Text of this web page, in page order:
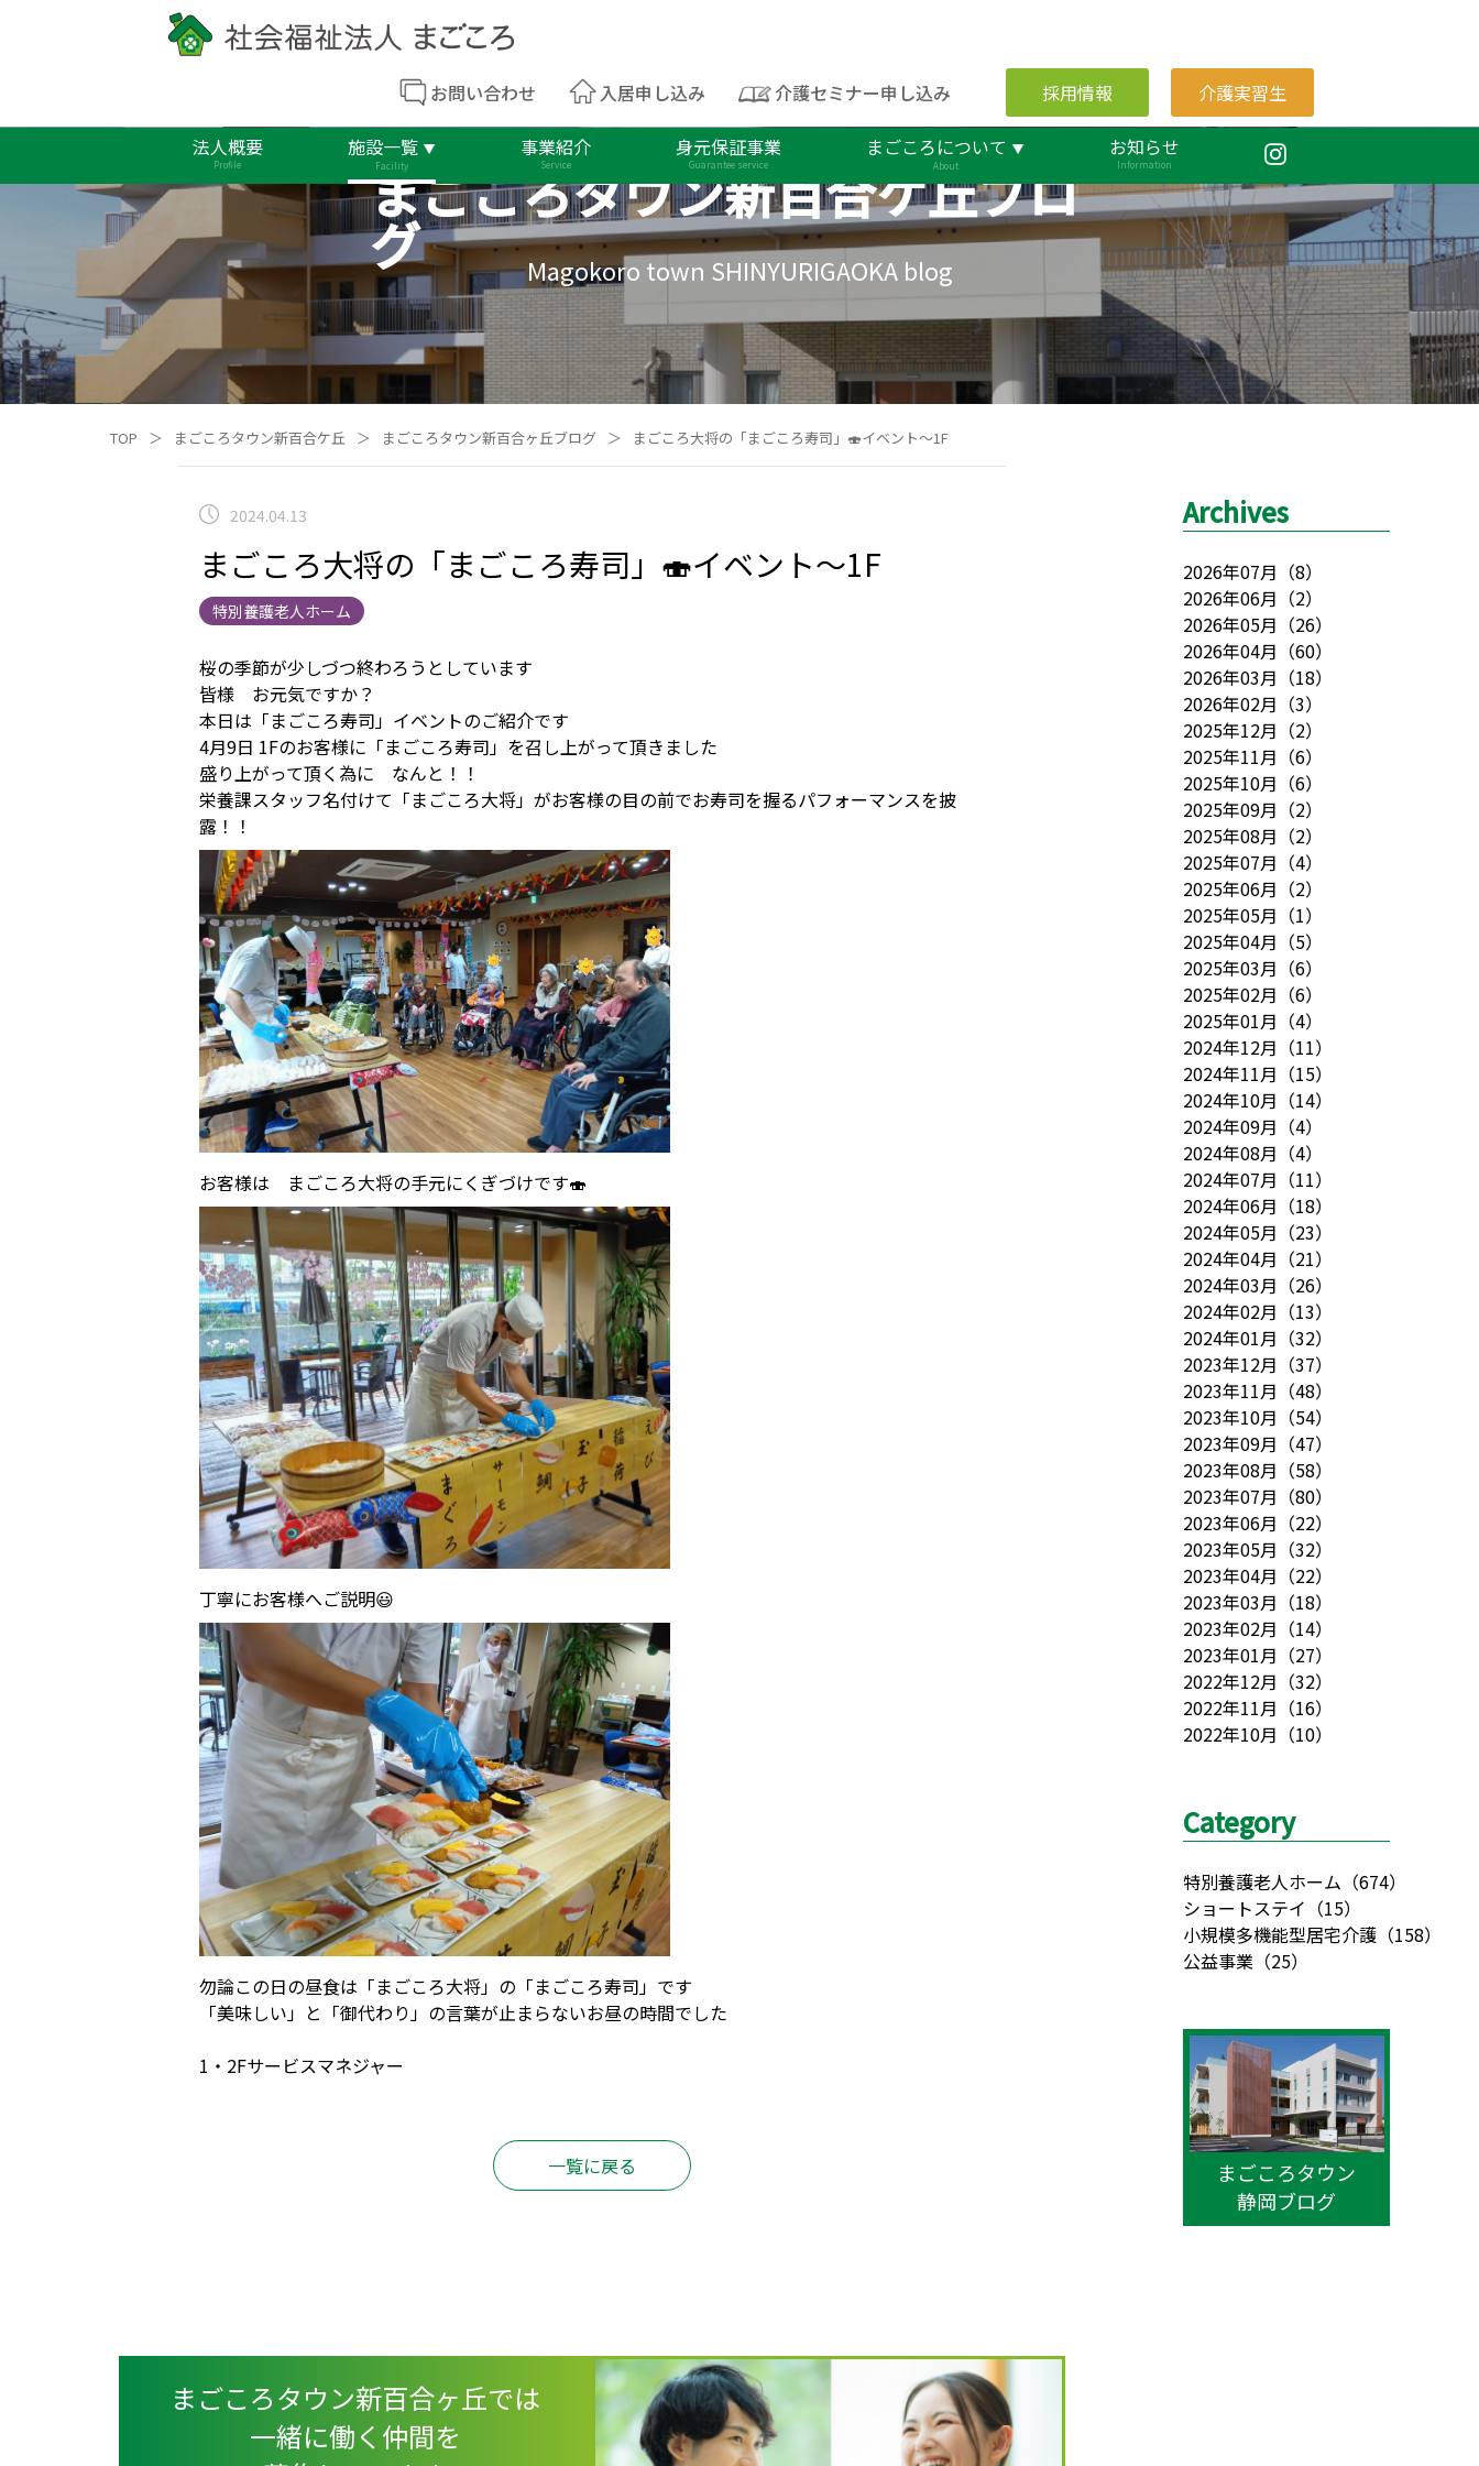
お問い合わせ 入居申し込み 介護セミナー申し込み 採用情報 介護実習生
法人概要
Profile
施設一覧
Facility
事業紹介
Service
身元保証事業
Guarantee service
まごころについて
About
お知らせ
Information
まごころタウン新百合ケ丘ブロ
グ Magokoro town SHINYURIGAOKA blog
TOP ＞ まごころタウン新百合ケ丘 ＞ まごころタウン新百合ヶ丘ブログ ＞ まごころ大将の「まごころ寿司」🍣イベント～1F
2024.04.13
まごころ大将の「まごころ寿司」🍣イベント～1F
特別養護老人ホーム
桜の季節が少しづつ終わろうとしています
皆様 お元気ですか？
本日は「まごころ寿司」イベントのご紹介です
4月9日 1Fのお客様に「まごころ寿司」を召し上がって頂きました
盛り上がって頂く為に なんと！！
栄養課スタッフ名付けて「まごころ大将」がお客様の目の前でお寿司を握るパフォーマンスを披
露！！
お客様は まごころ大将の手元にくぎづけです🍣
丁寧にお客様へご説明😃
勿論この日の昼食は「まごころ大将」の「まごころ寿司」です
「美味しい」と「御代わり」の言葉が止まらないお昼の時間でした
1・2Fサービスマネジャー
一覧に戻る
まごころタウン新百合ヶ丘では
一緒に働く仲間を
Archives
2026年07月 （8）
2026年06月 （2）
2026年05月 （26）
2026年04月 （60）
2026年03月 （18）
2026年02月 （3）
2025年12月 （2）
2025年11月 （6）
2025年10月 （6）
2025年09月 （2）
2025年08月 （2）
2025年07月 （4）
2025年06月 （2）
2025年05月 （1）
2025年04月 （5）
2025年03月 （6）
2025年02月 （6）
2025年01月 （4）
2024年12月 （11）
2024年11月 （15）
2024年10月 （14）
2024年09月 （4）
2024年08月 （4）
2024年07月 （11）
2024年06月 （18）
2024年05月 （23）
2024年04月 （21）
2024年03月 （26）
2024年02月 （13）
2024年01月 （32）
2023年12月 （37）
2023年11月 （48）
2023年10月 （54）
2023年09月 （47）
2023年08月 （58）
2023年07月 （80）
2023年06月 （22）
2023年05月 （32）
2023年04月 （22）
2023年03月 （18）
2023年02月 （14）
2023年01月 （27）
2022年12月 （32）
2022年11月 （16）
2022年10月 （10）
Category
特別養護老人ホーム （674）
ショートステイ （15）
小規模多機能型居宅介護 （158）
公益事業 （25）
まごころタウン
静岡ブログ